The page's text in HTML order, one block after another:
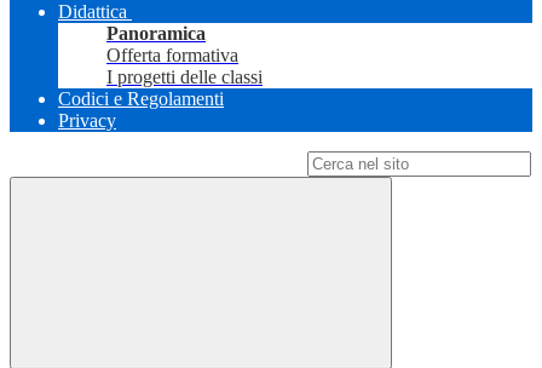
Didattica
Panoramica
Offerta formativa
I progetti delle classi
Codici e Regolamenti
Privacy